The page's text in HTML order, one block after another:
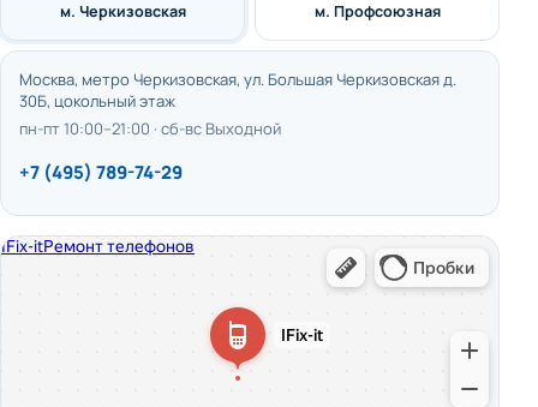
м. Черкизовская
Москва, метро Черкизовская, ул. Большая Черкизовская д.
30Б, цокольный этаж
пн-пт 10:00–21:00 · сб-вс Выходной
+7 (495) 789-74-29
м. Профсоюзная